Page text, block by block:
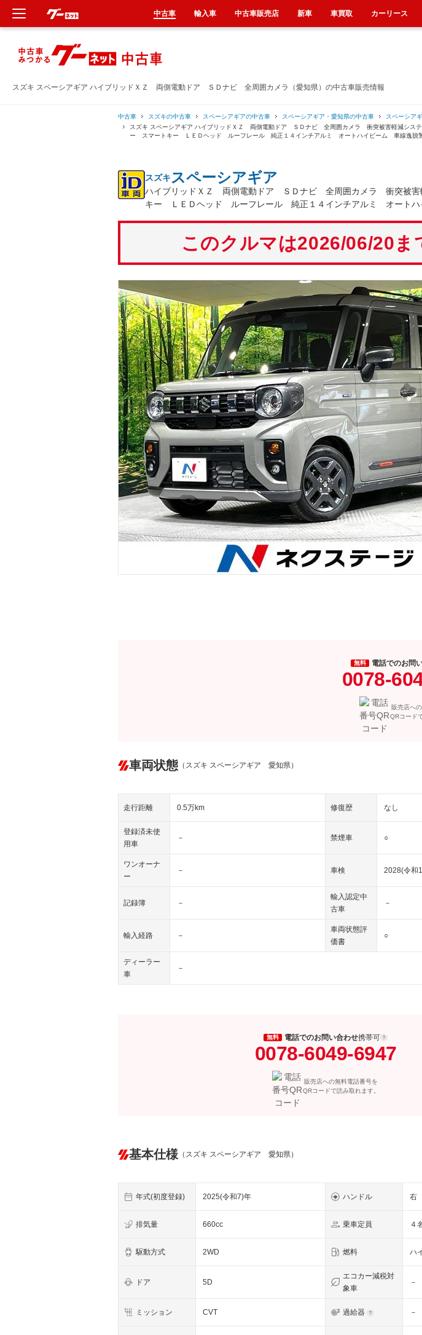
スズキ スペーシアギア ハイブリッドＸＺ 両側電動ドア ＳＤナビ 全周囲カメラ（愛知県）の中古車販売情報
中古車 スズキの中古車 スペーシアギアの中古車 スペーシアギア・愛知県の中古車
スペーシア
スズキ スペーシアギア ハイブリッドＸＺ 両側電動ドア ＳＤナビ 全周囲カメラ 衝突被害軽減シ
ー スマートキー ＬＥＤヘッド ルーフレール 純正１４インチアルミ オートハイビーム 車線逸脱
スズキスペーシアギア
ハイブリッドＸＺ 両側電動ドア ＳＤナビ 全周囲カメラ 衝突被
キー ＬＥＤヘッド ルーフレール 純正１４インチアルミ オートハ
このクルマは2026/06/20
無料 電話でのお問
0078-
販売店へ
QRコード
車両状態 （スズキ スペーシアギア 愛知県）
走行距離 0.5万km 修復歴 なし
登録済未使
用車
－ 禁煙車 ○
ワンオーナ
ー
－ 車検 2028(令和
記録簿 －
輸入認定中
古車
－
輸入経路 －
車両状態評
価書
○
ディーラー
車
－
無料 電話でのお問い合わせ携帯可
0078-6049-6947
販売店への無料電話番号を
QRコードで読み取れます。
基本仕様 （スズキ スペーシアギア 愛知県）
年式(初度登録) 2025(令和7)年 ハンドル 右
排気量 660cc 乗車定員 ４
駆動方式 2WD 燃料 ハ
ドア 5D
エコカー減税対
象車
－
ミッション CVT 過給器 －
中古車 輸入車 中古車販売店 新車 車買取 カーリース
新車
中古車